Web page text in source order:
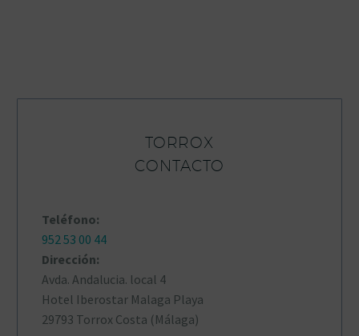
TORROX
CONTACTO
Teléfono:
952 53 00 44
Dirección:
Avda. Andalucia. local 4
Hotel Iberostar Malaga Playa
29793 Torrox Costa (Málaga)